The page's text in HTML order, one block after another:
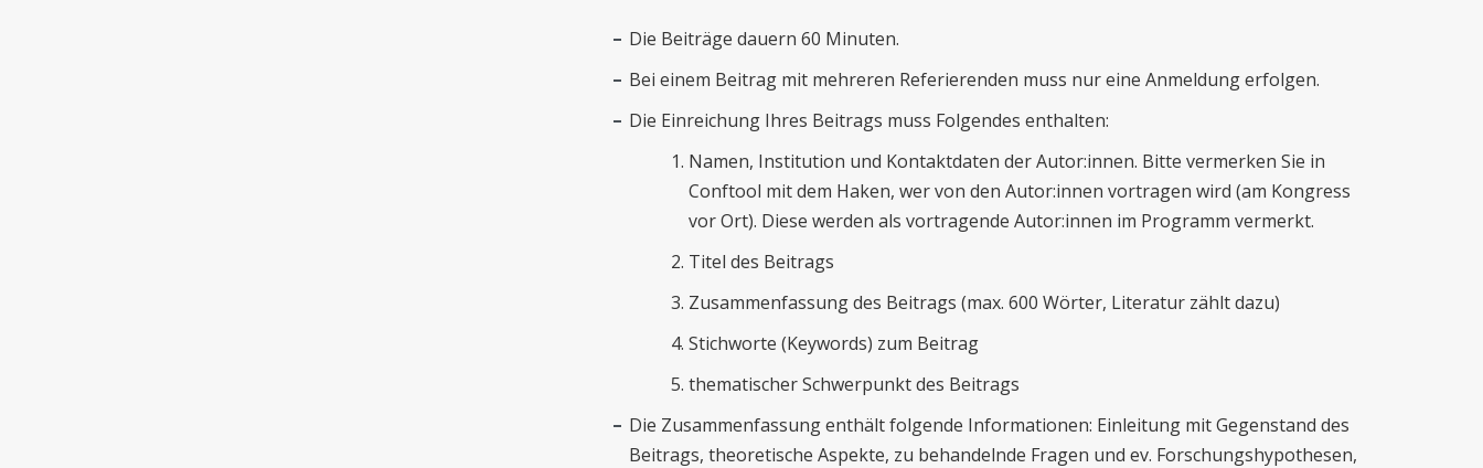
Die Beiträge dauern 60 Minuten.
Bei einem Beitrag mit mehreren Referierenden muss nur eine Anmeldung erfolgen.
Die Einreichung Ihres Beitrags muss Folgendes enthalten:
Namen, Institution und Kontaktdaten der Autor:innen. Bitte vermerken Sie in
Conftool mit dem Haken, wer von den Autor:innen vortragen wird (am Kongress
vor Ort). Diese werden als vortragende Autor:innen im Programm vermerkt.
Titel des Beitrags
Zusammenfassung des Beitrags (max. 600 Wörter, Literatur zählt dazu)
Stichworte (Keywords) zum Beitrag
thematischer Schwerpunkt des Beitrags
Die Zusammenfassung enthält folgende Informationen: Einleitung mit Gegenstand des
Beitrags, theoretische Aspekte, zu behandelnde Fragen und ev. Forschungshypothesen,